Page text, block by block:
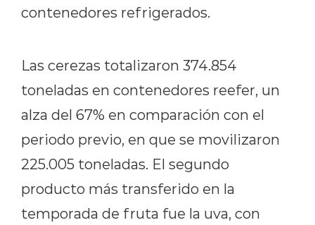
contenedores refrigerados.
Las cerezas totalizaron 374.854
toneladas en contenedores reefer, un
alza del 67% en comparación con el
periodo previo, en que se movilizaron
225.005 toneladas. El segundo
producto más transferido en la
temporada de fruta fue la uva, con